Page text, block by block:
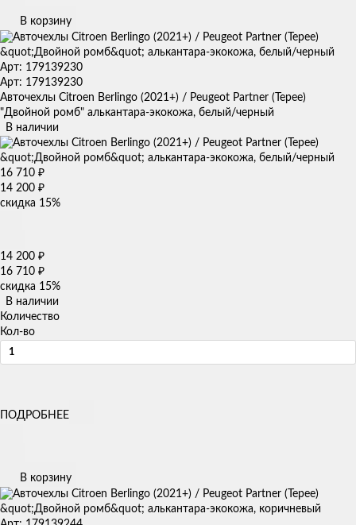
В корзину
Арт: 179139230
Арт: 179139230
Авточехлы Citroen Berlingo (2021+) / Peugeot Partner (Tepee)
"Двойной ромб" алькантара-экокожа, белый/черный
В наличии
16 710 ₽
14 200 ₽
скидка 15%
14 200 ₽
16 710 ₽
скидка 15%
В наличии
Количество
Кол-во
ПОДРОБНЕЕ
В корзину